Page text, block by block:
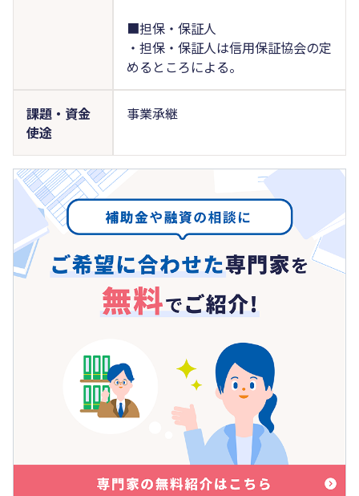
■担保・保証人
・担保・保証人は信用保証協会の定
めるところによる。
課題・資金
使途
事業承継